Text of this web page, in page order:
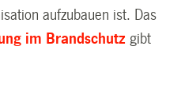
aufzubauen ist. Das
im Brandschutz gibt